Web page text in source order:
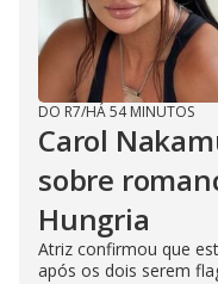
DO R7/HÁ 54 MINUTOS
Carol
sobre
Hungria
Atriz confirmou que
após os dois serem